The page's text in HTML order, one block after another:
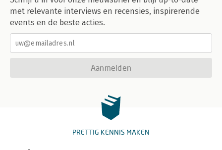
met relevante interviews en recensies, inspirerende
events en de beste acties.
Aanmelden
PRETTIG KENNIS MAKEN